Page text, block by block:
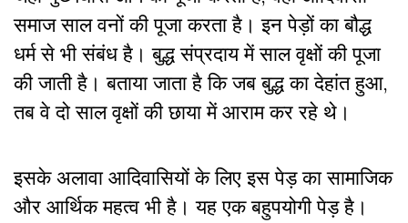
समाज साल वनों की पूजा करता है। इन पेड़ों का बौद्ध
धर्म से भी संबंध है। बुद्ध संप्रदाय में साल वृक्षों की पूजा
की जाती है। बताया जाता है कि जब बुद्ध का देहांत हुआ,
तब वे दो साल वृक्षों की छाया में आराम कर रहे थे।
इसके अलावा आदिवासियों के लिए इस पेड़ का सामाजिक
और आर्थिक महत्व भी है। यह एक बहुपयोगी पेड़ है।